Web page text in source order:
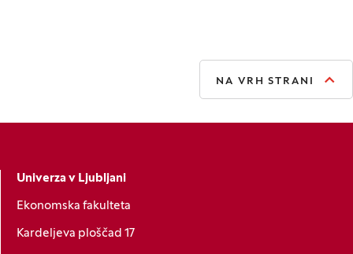
NA VRH STRANI
Univerza v Ljubljani
Ekonomska fakulteta
Kardeljeva ploščad 17